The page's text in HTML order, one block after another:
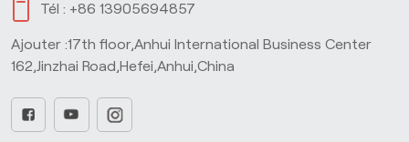
Tél : +86 13905694857
Ajouter :17th floor,Anhui International Business Center
162,Jinzhai Road,Hefei,Anhui,China